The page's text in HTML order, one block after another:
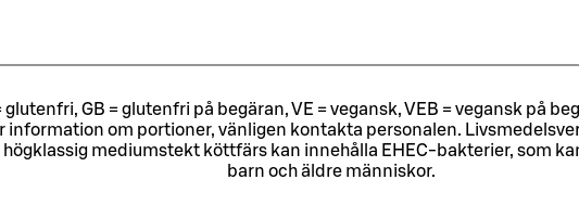
GB = glutenfri på begäran, VE = vegansk, VEB = vegansk på
information om portioner, vänligen kontakta personalen.
mediumstekt köttfärs kan innehålla EHEC-bakterier, som
barn och äldre människor.